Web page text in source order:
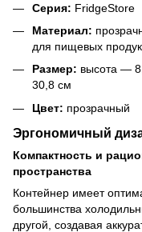
Серия: FridgeStore
Материал:
для пищевых
Размер: высота —
30,8 см
Цвет: прозрачный
Эргономичный
Компактность и
пространства
Контейнер имеет
большинства
другой, создавая